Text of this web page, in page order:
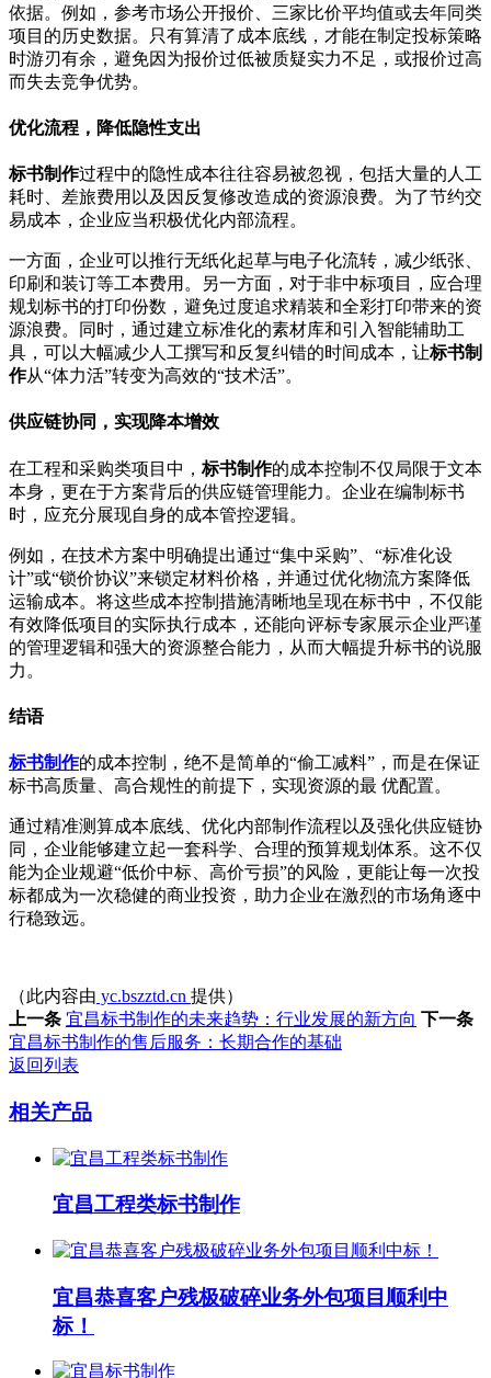
依据。例如，参考市场公开报价、三家比价平均值或去年同类
项目的历史数据。只有算清了成本底线，才能在制定投标策略
时游刃有余，避免因为报价过低被质疑实力不足，或报价过高
而失去竞争优势。
优化流程，降低隐性支出
标书制作过程中的隐性成本往往容易被忽视，包括大量的人工
耗时、差旅费用以及因反复修改造成的资源浪费。为了节约交
易成本，企业应当积极优化内部流程。
一方面，企业可以推行无纸化起草与电子化流转，减少纸张、
印刷和装订等工本费用。另一方面，对于非中标项目，应合理
规划标书的打印份数，避免过度追求精装和全彩打印带来的资
源浪费。同时，通过建立标准化的素材库和引入智能辅助工
具，可以大幅减少人工撰写和反复纠错的时间成本，让标书制
作从“体力活”转变为高效的“技术活”。
供应链协同，实现降本增效
在工程和采购类项目中， 标书制作的成本控制不仅局限于文本
本身，更在于方案背后的供应链管理能力。企业在编制标书
时，应充分展现自身的成本管控逻辑。
例如，在技术方案中明确提出通过“集中采购”、“标准化设
计”或“锁价协议”来锁定材料价格，并通过优化物流方案降低
运输成本。将这些成本控制措施清晰地呈现在标书中，不仅能
有效降低项目的实际执行成本，还能向评标专家展示企业严谨
的管理逻辑和强大的资源整合能力，从而大幅提升标书的说服
力。
结语
标书制作的成本控制，绝不是简单的“偷工减料”，而是在保证
标书高质量、高合规性的前提下，实现资源的最 优配置。
通过精准测算成本底线、优化内部制作流程以及强化供应链协
同，企业能够建立起一套科学、合理的预算规划体系。这不仅
能为企业规避“低价中标、高价亏损”的风险，更能让每一次投
标都成为一次稳健的商业投资，助力企业在激烈的市场角逐中
行稳致远。
（此内容由 yc.bszztd.cn 提供）
上一条 宜昌标书制作的未来趋势：行业发展的新方向 下一条
宜昌标书制作的售后服务：长期合作的基础
返回列表
相关产品
宜昌工程类标书制作
宜昌恭喜客户残极破碎业务外包项目顺利中
标！